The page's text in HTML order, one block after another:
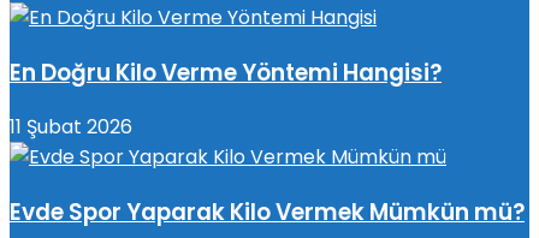
En Doğru Kilo Verme Yöntemi Hangisi?
11 Şubat 2026
Evde Spor Yaparak Kilo Vermek Mümkün mü?